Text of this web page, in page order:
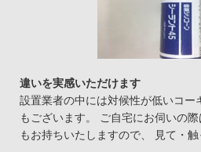
違いを実感いただけます
設置業者の中には対候性が低いコー
もございます。 ご自宅にお伺いの
もお持ちいたしますので、 見て・触